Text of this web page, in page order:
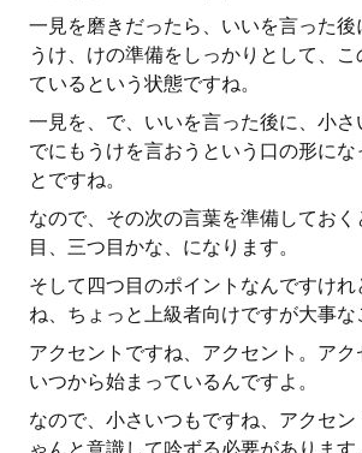
一見を磨きだったら、いいを言った後
うけ、けの準備をしっかりとして、
ているという状態ですね。
一見を、で、いいを言った後に、小
でにもうけを言おうという口の形にな
とですね。
なので、その次の言葉を準備してお
目、三つ目かな、になります。
そして四つ目のポイントなんですけ
ね、ちょっと上級者向けですが大事な
アクセントですね、アクセント。アク
いつから始まっているんですよ。
なので、小さいつもですね、アクセン